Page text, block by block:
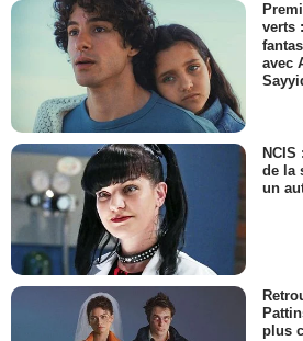
verts
avec
de la
un
plus